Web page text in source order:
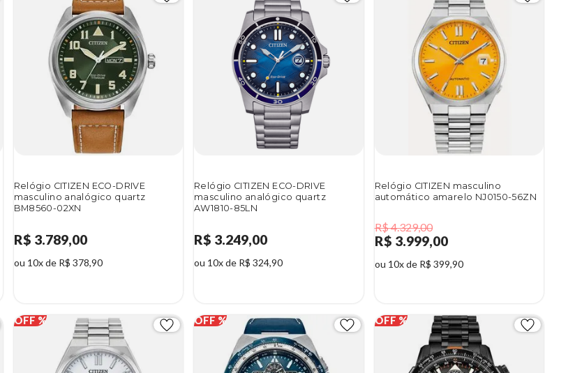
Relógio CITIZEN ECO-DRIVE
masculino analógico quartz
BM8560-02XN
R$ 3.789,00
ou 10x de R$ 378,90
Relógio CITIZEN ECO-DRIVE
masculino analógico quartz
AW1810-85LN
R$ 3.249,00
ou 10x de R$ 324,90
Relógio CITIZEN masculino
automático amarelo NJ0150-56ZN
R$ 4.329,00
R$ 3.999,00
ou 10x de R$ 399,90